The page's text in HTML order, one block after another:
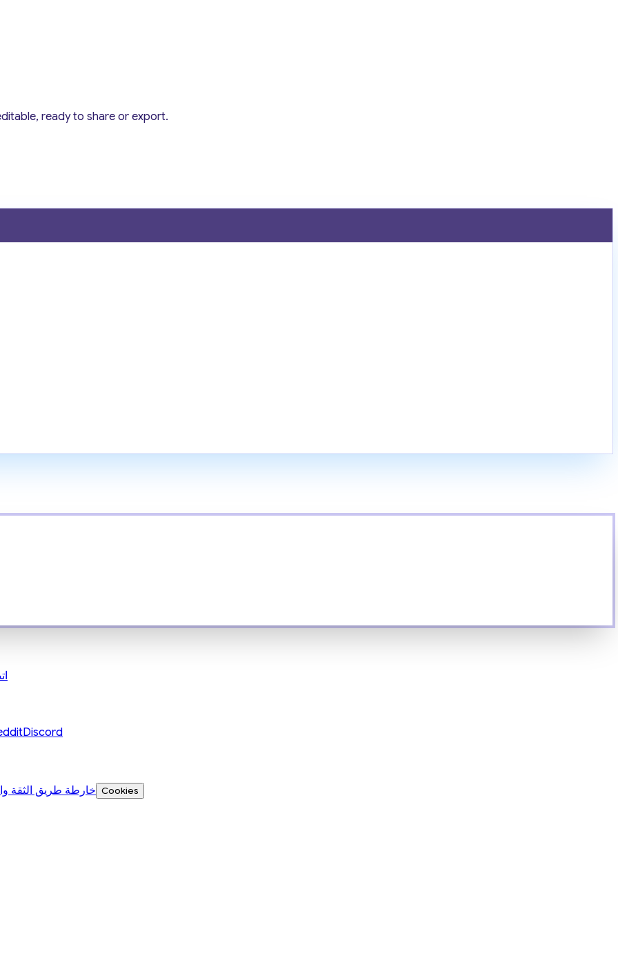
ready to share or export.
Discord
خارطة طريق الثقة Cookies